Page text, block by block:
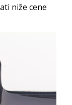
niže cene